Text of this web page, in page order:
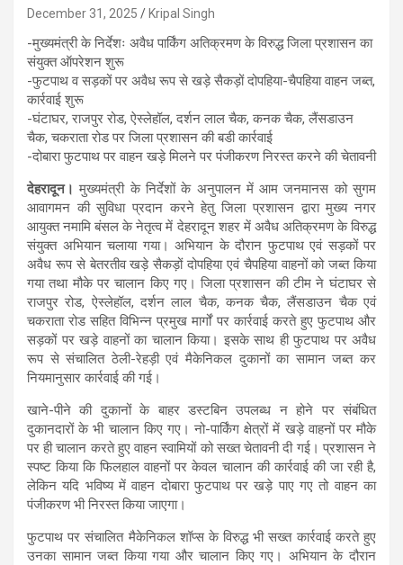
December 31, 2025 Kripal Singh
-मुख्यमंत्री के निर्देशः अवैध पार्किंग अतिक्रमण के विरुद्ध जिला प्रशासन का
संयुक्त ऑपरेशन शुरू
-फुटपाथ व सड़कों पर अवैध रूप से खड़े सैकड़ों दोपहिया-चैपहिया वाहन जब्त,
कार्रवाई शुरू
-घंटाघर, राजपुर रोड, ऐस्लेहॉल, दर्शन लाल चैक, कनक चैक, लैंसडाउन
चैक, चकराता रोड पर जिला प्रशासन की बडी कार्रवाई
-दोबारा फुटपाथ पर वाहन खड़े मिलने पर पंजीकरण निरस्त करने की चेतावनी
देहरादून। मुख्यमंत्री के निर्देशों के अनुपालन में आम जनमानस को सुगम
आवागमन की सुविधा प्रदान करने हेतु जिला प्रशासन द्वारा मुख्य नगर
आयुक्त नमामि बंसल के नेतृत्व में देहरादून शहर में अवैध अतिक्रमण के विरुद्ध
संयुक्त अभियान चलाया गया। अभियान के दौरान फुटपाथ एवं सड़कों पर
अवैध रूप से बेतरतीव खड़े सैकड़ों दोपहिया एवं चैपहिया वाहनों को जब्त किया
गया तथा मौके पर चालान किए गए। जिला प्रशासन की टीम ने घंटाघर से
राजपुर रोड, ऐस्लेहॉल, दर्शन लाल चैक, कनक चैक, लैंसडाउन चैक एवं
चकराता रोड सहित विभिन्न प्रमुख मार्गों पर कार्रवाई करते हुए फुटपाथ और
सड़कों पर खड़े वाहनों का चालान किया। इसके साथ ही फुटपाथ पर अवैध
रूप से संचालित ठेली-रेहड़ी एवं मैकेनिकल दुकानों का सामान जब्त कर
नियमानुसार कार्रवाई की गई।
खाने-पीने की दुकानों के बाहर डस्टबिन उपलब्ध न होने पर संबंधित
दुकानदारों के भी चालान किए गए। नो-पार्किंग क्षेत्रों में खड़े वाहनों पर मौके
पर ही चालान करते हुए वाहन स्वामियों को सख्त चेतावनी दी गई। प्रशासन ने
स्पष्ट किया कि फिलहाल वाहनों पर केवल चालान की कार्रवाई की जा रही है,
लेकिन यदि भविष्य में वाहन दोबारा फुटपाथ पर खड़े पाए गए तो वाहन का
पंजीकरण भी निरस्त किया जाएगा।
फुटपाथ पर संचालित मैकेनिकल शॉप्स के विरुद्ध भी सख्त कार्रवाई करते हुए
उनका सामान जब्त किया गया और चालान किए गए। अभियान के दौरान